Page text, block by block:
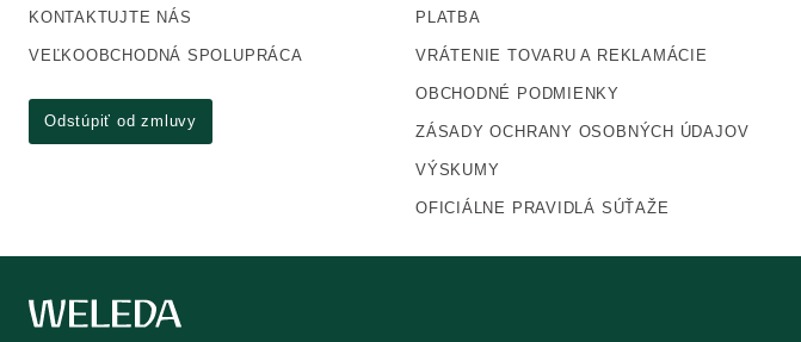
KONTAKTUJTE NÁS
VEĽKOOBCHODNÁ SPOLUPRÁCA
Odstúpiť od zmluvy
PLATBA
VRÁTENIE TOVARU A REKLAMÁCIE
OBCHODNÉ PODMIENKY
ZÁSADY OCHRANY OSOBNÝCH ÚDAJOV
VÝSKUMY
OFICIÁLNE PRAVIDLÁ SÚŤAŽE